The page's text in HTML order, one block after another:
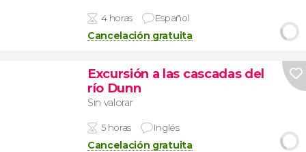
4 horas Español
Cancelación gratuita
Excursión a las cascadas del
río Dunn
Sin valorar
5 horas Inglés
Cancelación gratuita